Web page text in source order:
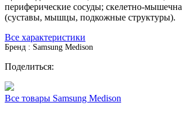
периферические сосуды; скелетно-
(суставы, мышцы, подкожные структуры).
Все характеристики
Бренд : Samsung Medison
Поделиться:
Все товары Samsung Medison